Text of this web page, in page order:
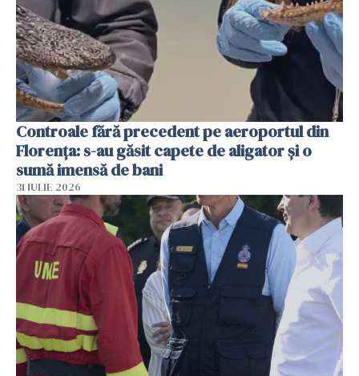
Controale fără precedent pe aeroportul din
Florența: s-au găsit capete de aligator și o
sumă imensă de bani
31 IULIE 2026